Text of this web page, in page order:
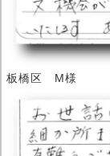
板橋区 M様